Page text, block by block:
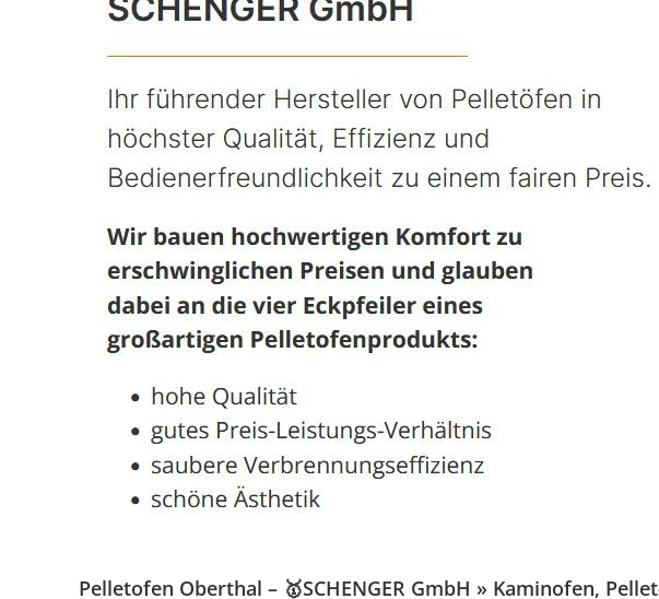
Pelletofen Oberthal – 🥇SCHENGER GmbH » Kaminofen,